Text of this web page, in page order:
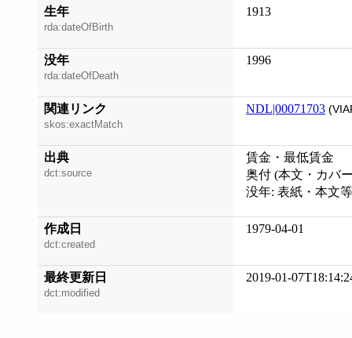
生年
rda:dateOfBirth
1913
没年
rda:dateOfDeath
1996
関連リンク
skos:exactMatch
NDL|00071703
出典
dct:source
賃金・最低賃金
奥付 (本文・カバ
没年: 表紙・本文
作成日
dct:created
1979-04-01
最終更新日
dct:modified
2019-01-